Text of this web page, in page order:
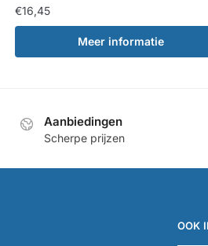
€16,45
Meer informatie
Aanbiedingen
Scherpe prijzen
OOK